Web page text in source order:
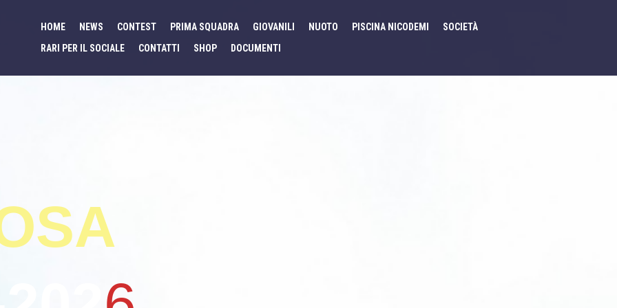
HOME NEWS CONTEST PRIMA SQUADRA GIOVANILI NUOTO PISCINA NICODEMI
SOCIETÀ
RARI PER IL SOCIALE
CONTATTI SHOP DOCUMENTI